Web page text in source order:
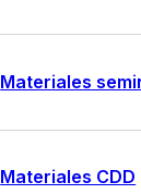
Materiales
Materiales CDD